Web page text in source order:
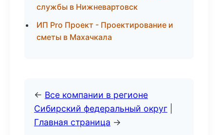
службы в Нижневартовск
ИП Pro Проект - Проектирование и
сметы в Махачкала
← Все компании в регионе
Сибирский федеральный округ
Главная страница →